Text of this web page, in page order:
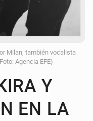
Milan, también vocalista
Agencia EFE)
Y
EN LA